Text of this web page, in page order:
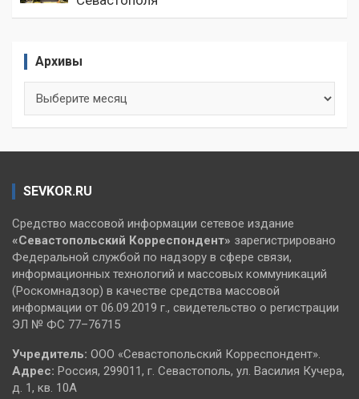
Архивы
SEVKOR.RU
Средство массовой информации сетевое издание
«Севастопольский Корреспондент» зарегистрировано
Федеральной службой по надзору в сфере связи,
информационных технологий и массовых коммуникаций
(Роскомнадзор) в качестве средства массовой
информации от 06.09.2019 г., свидетельство о регистрации
ЭЛ № ФС 77–76715
Учредитель: ООО «Севастопольский Корреспондент».
Адрес: Россия, 299011, г. Севастополь, ул. Василия Кучера,
д. 1, кв. 10А